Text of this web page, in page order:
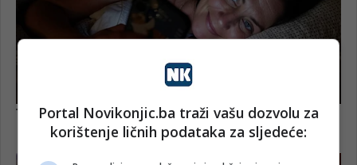
Portal Novikonjic.ba traži vašu dozvolu za
korištenje ličnih podataka za sljedeće: